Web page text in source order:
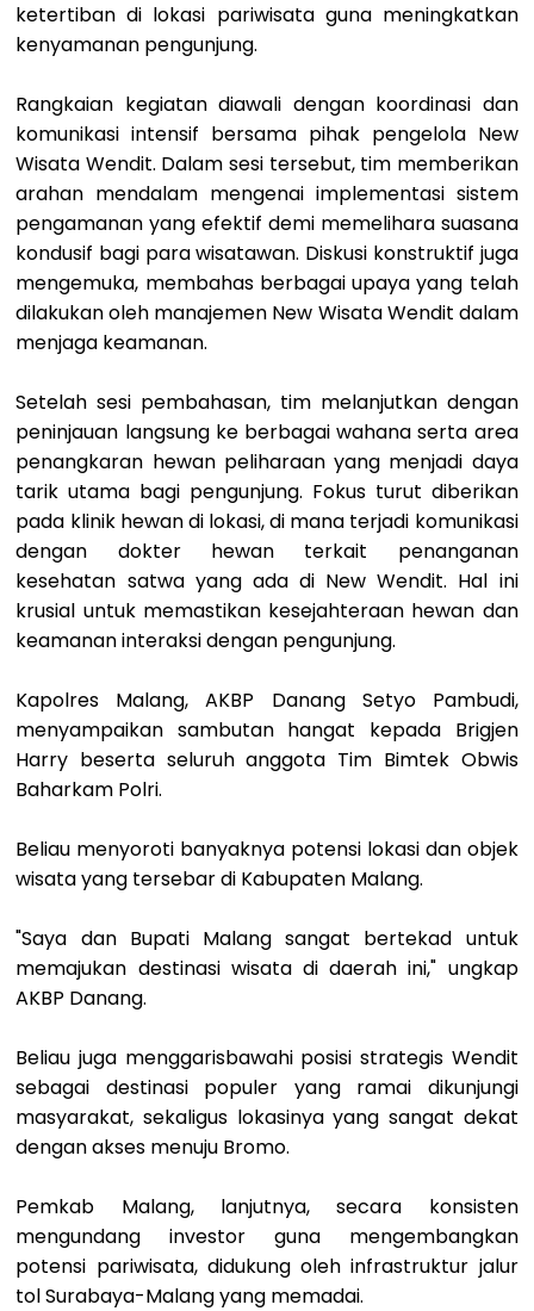
ketertiban di lokasi pariwisata guna meningkatkan
kenyamanan pengunjung.
Rangkaian kegiatan diawali dengan koordinasi dan
komunikasi intensif bersama pihak pengelola New
Wisata Wendit. Dalam sesi tersebut, tim memberikan
arahan mendalam mengenai implementasi sistem
pengamanan yang efektif demi memelihara suasana
kondusif bagi para wisatawan. Diskusi konstruktif juga
mengemuka, membahas berbagai upaya yang telah
dilakukan oleh manajemen New Wisata Wendit dalam
menjaga keamanan.
Setelah sesi pembahasan, tim melanjutkan dengan
peninjauan langsung ke berbagai wahana serta area
penangkaran hewan peliharaan yang menjadi daya
tarik utama bagi pengunjung. Fokus turut diberikan
pada klinik hewan di lokasi, di mana terjadi komunikasi
dengan dokter hewan terkait penanganan
kesehatan satwa yang ada di New Wendit. Hal ini
krusial untuk memastikan kesejahteraan hewan dan
keamanan interaksi dengan pengunjung.
Kapolres Malang, AKBP Danang Setyo Pambudi,
menyampaikan sambutan hangat kepada Brigjen
Harry beserta seluruh anggota Tim Bimtek Obwis
Baharkam Polri.
Beliau menyoroti banyaknya potensi lokasi dan objek
wisata yang tersebar di Kabupaten Malang.
"Saya dan Bupati Malang sangat bertekad untuk
memajukan destinasi wisata di daerah ini," ungkap
AKBP Danang.
Beliau juga menggarisbawahi posisi strategis Wendit
sebagai destinasi populer yang ramai dikunjungi
masyarakat, sekaligus lokasinya yang sangat dekat
dengan akses menuju Bromo.
Pemkab Malang, lanjutnya, secara konsisten
mengundang investor guna mengembangkan
potensi pariwisata, didukung oleh infrastruktur jalur
tol Surabaya-Malang yang memadai.